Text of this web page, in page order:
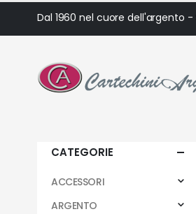
Dal 1960 nel cuore dell'argento -
CATEGORIE
ACCESSORI
ARGENTO